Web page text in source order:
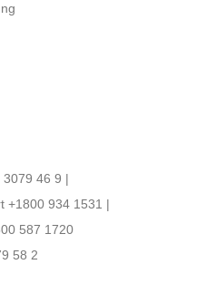
46 9 |
+1800 934 1531 |
587 1720
58 2